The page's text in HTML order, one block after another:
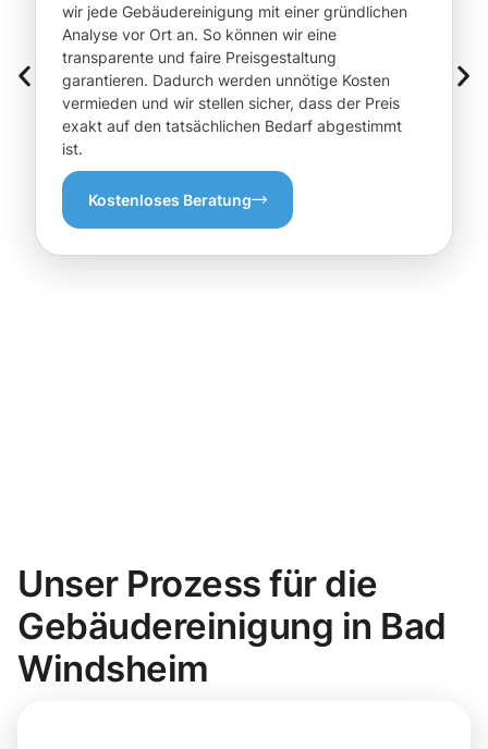
wir jede Gebäudereinigung mit einer gründlichen
Analyse vor Ort an. So können wir eine
transparente und faire Preisgestaltung
garantieren. Dadurch werden unnötige Kosten
vermieden und wir stellen sicher, dass der Preis
exakt auf den tatsächlichen Bedarf abgestimmt
ist.
Kostenloses Beratung
Unser Prozess für die
Gebäudereinigung in Bad
Windsheim